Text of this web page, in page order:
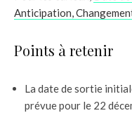
Anticipation,
Points à retenir
La date de sortie
prévue pour le 22